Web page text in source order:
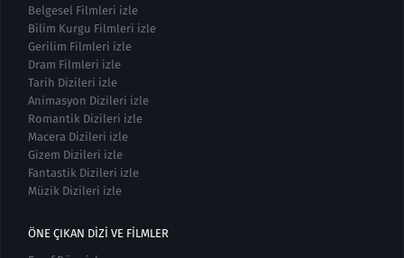
Belgesel Filmleri izle
Bilim Kurgu Filmleri izle
Gerilim Filmleri izle
Dram Filmleri izle
Tarih Dizileri izle
Animasyon Dizileri izle
Romantik Dizileri izle
Macera Dizileri izle
Gizem Dizileri izle
Fantastik Dizileri izle
Müzik Dizileri izle
ÖNE ÇIKAN DIZI VE FILMLER